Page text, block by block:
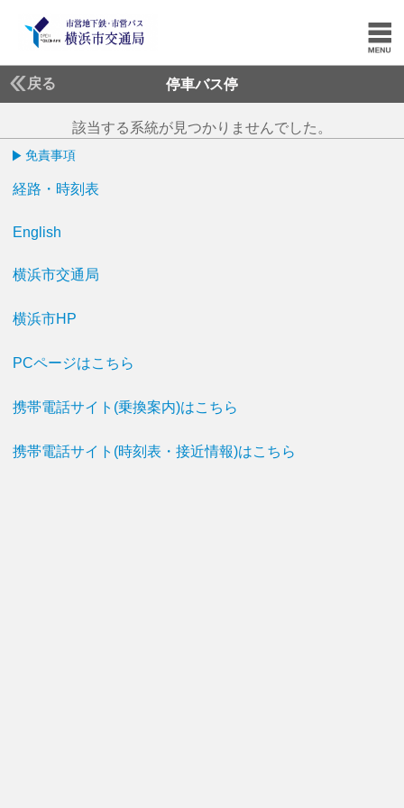
戻る 停車バス停
該当する系統が見つかりませんでした。
免責事項
経路・時刻表
English
横浜市交通局
横浜市HP
PCページはこちら
携帯電話サイト(乗換案内)はこちら
携帯電話サイト(時刻表・接近情報)はこちら